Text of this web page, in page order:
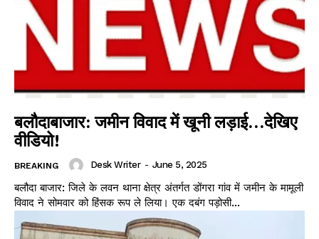
बलौदाबाजार: जमीन विवाद में खूनी लड़ाई…देखिए
वीडियो!
BREAKING Desk Writer - June 5, 2025
बलौदा बाजार: जिले के लवन थाना क्षेत्र अंतर्गत डोंगरा गांव में जमीन के मामूली
विवाद ने सोमवार को हिंसक रूप ले लिया। एक दबंग पड़ोसी...